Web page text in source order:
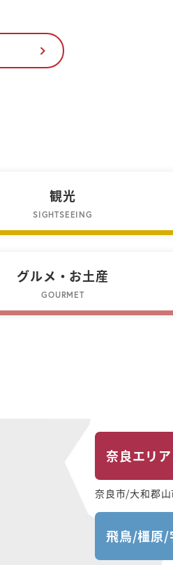
観光
SIGHTSEEING
グルメ・お土産
GOURMET
奈良エリア
奈良市/大和郡
飛鳥/橿原/